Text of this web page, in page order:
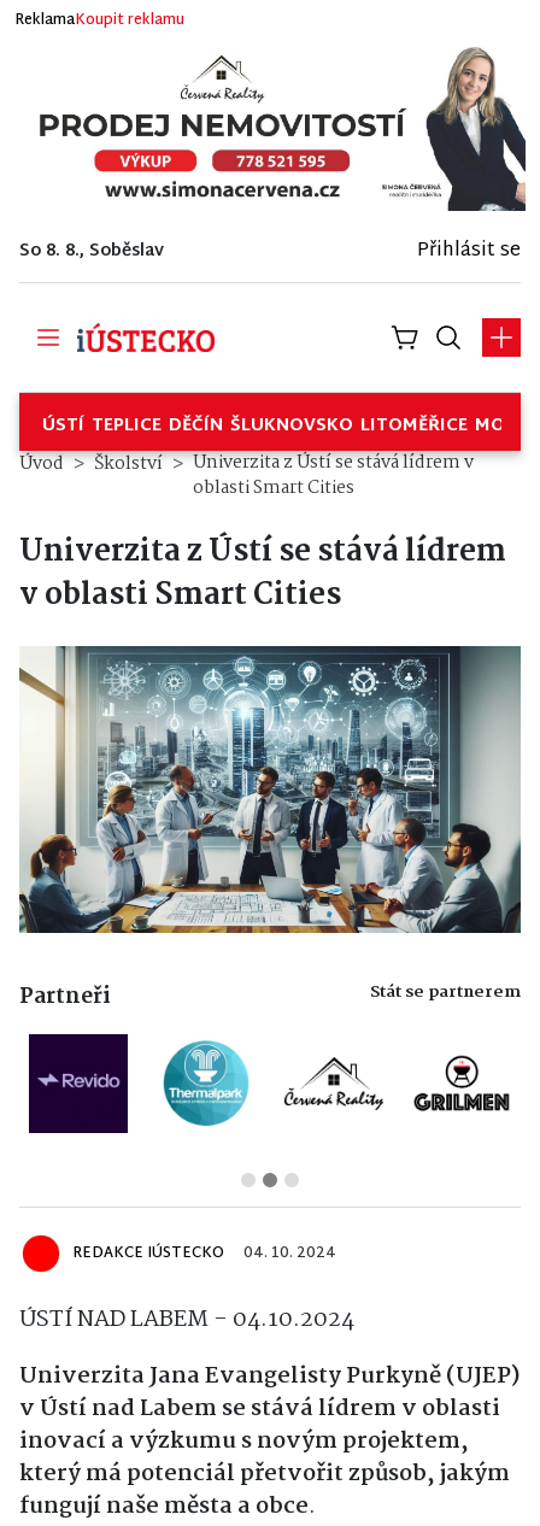
ReklamaKoupit reklamu
So 8. 8., Soběslav Přihlásit se
ÚSTÍ TEPLICE DĚČÍN ŠLUKNOVSKO LITOMĚŘICE
Úvod Školství
Univerzita z Ústí se stává lídrem v
oblasti Smart Cities
Univerzita z Ústí se stává lídrem
v oblasti Smart Cities
Partneři Stát se partnerem
REDAKCE IÚSTECKO 04. 10. 2024
ÚSTÍ NAD LABEM - 04.10.2024
Univerzita Jana Evangelisty Purkyně (UJEP)
v Ústí nad Labem se stává lídrem v oblasti
inovací a výzkumu s novým projektem,
který má potenciál přetvořit způsob, jakým
fungují naše města a obce.